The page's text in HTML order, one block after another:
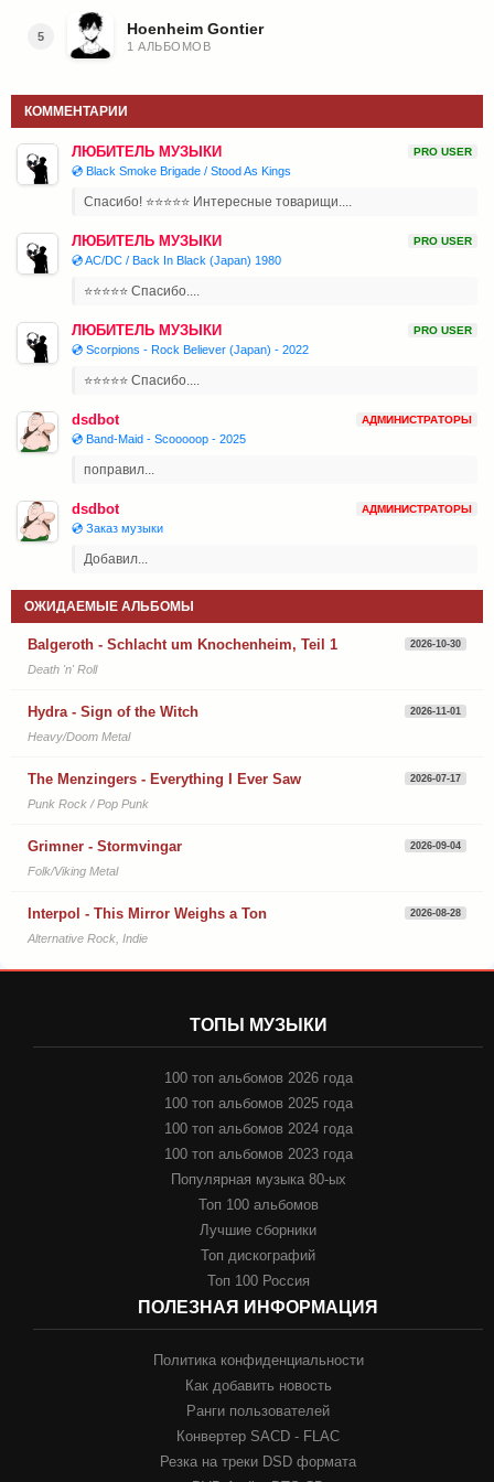
5 Hoenheim Gontier
1 АЛЬБОМОВ
КОММЕНТАРИИ
ЛЮБИТЕЛЬ МУЗЫКИ PRO USER
💿 Black Smoke Brigade / Stood As Kings
Спасибо! ⭐⭐⭐⭐⭐ Интересные товарищи....
ЛЮБИТЕЛЬ МУЗЫКИ PRO USER
💿 AC/DC / Back In Black (Japan) 1980
⭐⭐⭐⭐⭐ Спасибо....
ЛЮБИТЕЛЬ МУЗЫКИ PRO USER
💿 Scorpions - Rock Believer (Japan) - 2022
⭐⭐⭐⭐⭐ Спасибо....
dsdbot АДМИНИСТРАТОРЫ
💿 Band-Maid - Scooooop - 2025
поправил...
dsdbot АДМИНИСТРАТОРЫ
💿 Заказ музыки
Добавил...
ОЖИДАЕМЫЕ АЛЬБОМЫ
Balgeroth - Schlacht um Knochenheim, Teil 1 2026-10-30
Death 'n' Roll
Hydra - Sign of the Witch 2026-11-01
Heavy/Doom Metal
The Menzingers - Everything I Ever Saw 2026-07-17
Punk Rock / Pop Punk
Grimner - Stormvingar 2026-09-04
Folk/Viking Metal
Interpol - This Mirror Weighs a Ton 2026-08-28
Alternative Rock, Indie
ТОПЫ МУЗЫКИ
100 топ альбомов 2026 года
100 топ альбомов 2025 года
100 топ альбомов 2024 года
100 топ альбомов 2023 года
Популярная музыка 80-ых
Топ 100 альбомов
Лучшие сборники
Топ дискографий
Топ 100 Россия
ПОЛЕЗНАЯ ИНФОРМАЦИЯ
Политика конфиденциальности
Как добавить новость
Ранги пользователей
Конвертер SACD - FLAC
Резка на треки DSD формата